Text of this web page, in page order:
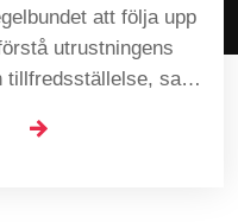
att följa upp
utrustningens
samla
tjänster.